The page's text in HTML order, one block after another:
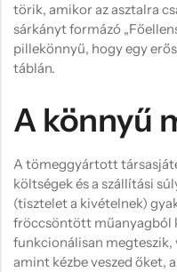
törik, amikor az asztalra
sárkányt formázó
pillekönnyű, hogy egy
táblán.
A könnyű
A tömeggyártott
költségek és a szállítási
(tisztelet a kivételnek)
fröccsöntött műanyagból
funkcionálisan megteszik,
amint kézbe veszed őket,